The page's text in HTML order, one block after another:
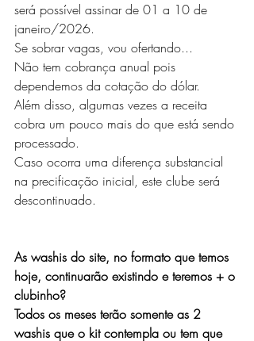
será possível assinar de 01 a 10 de
janeiro/2026.
Se sobrar vagas, vou ofertando...
Não tem cobrança anual pois
dependemos da cotação do dólar.
Além disso, algumas vezes a receita
cobra um pouco mais do que está sendo
processado.
Caso ocorra uma diferença substancial
na precificação inicial, este clube será
descontinuado.
As washis do site, no formato que temos
hoje, continuarão existindo e teremos + o
clubinho?
Todos os meses terão somente as 2
washis que o kit contempla ou tem que